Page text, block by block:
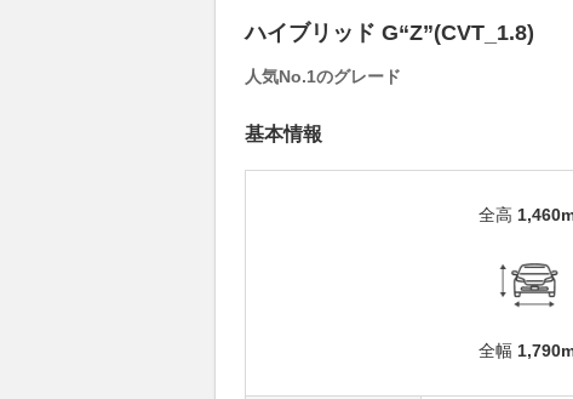
ハイブリッド G“Z”(CVT_1.8)
人気No.1のグレード
基本情報
全高
全幅